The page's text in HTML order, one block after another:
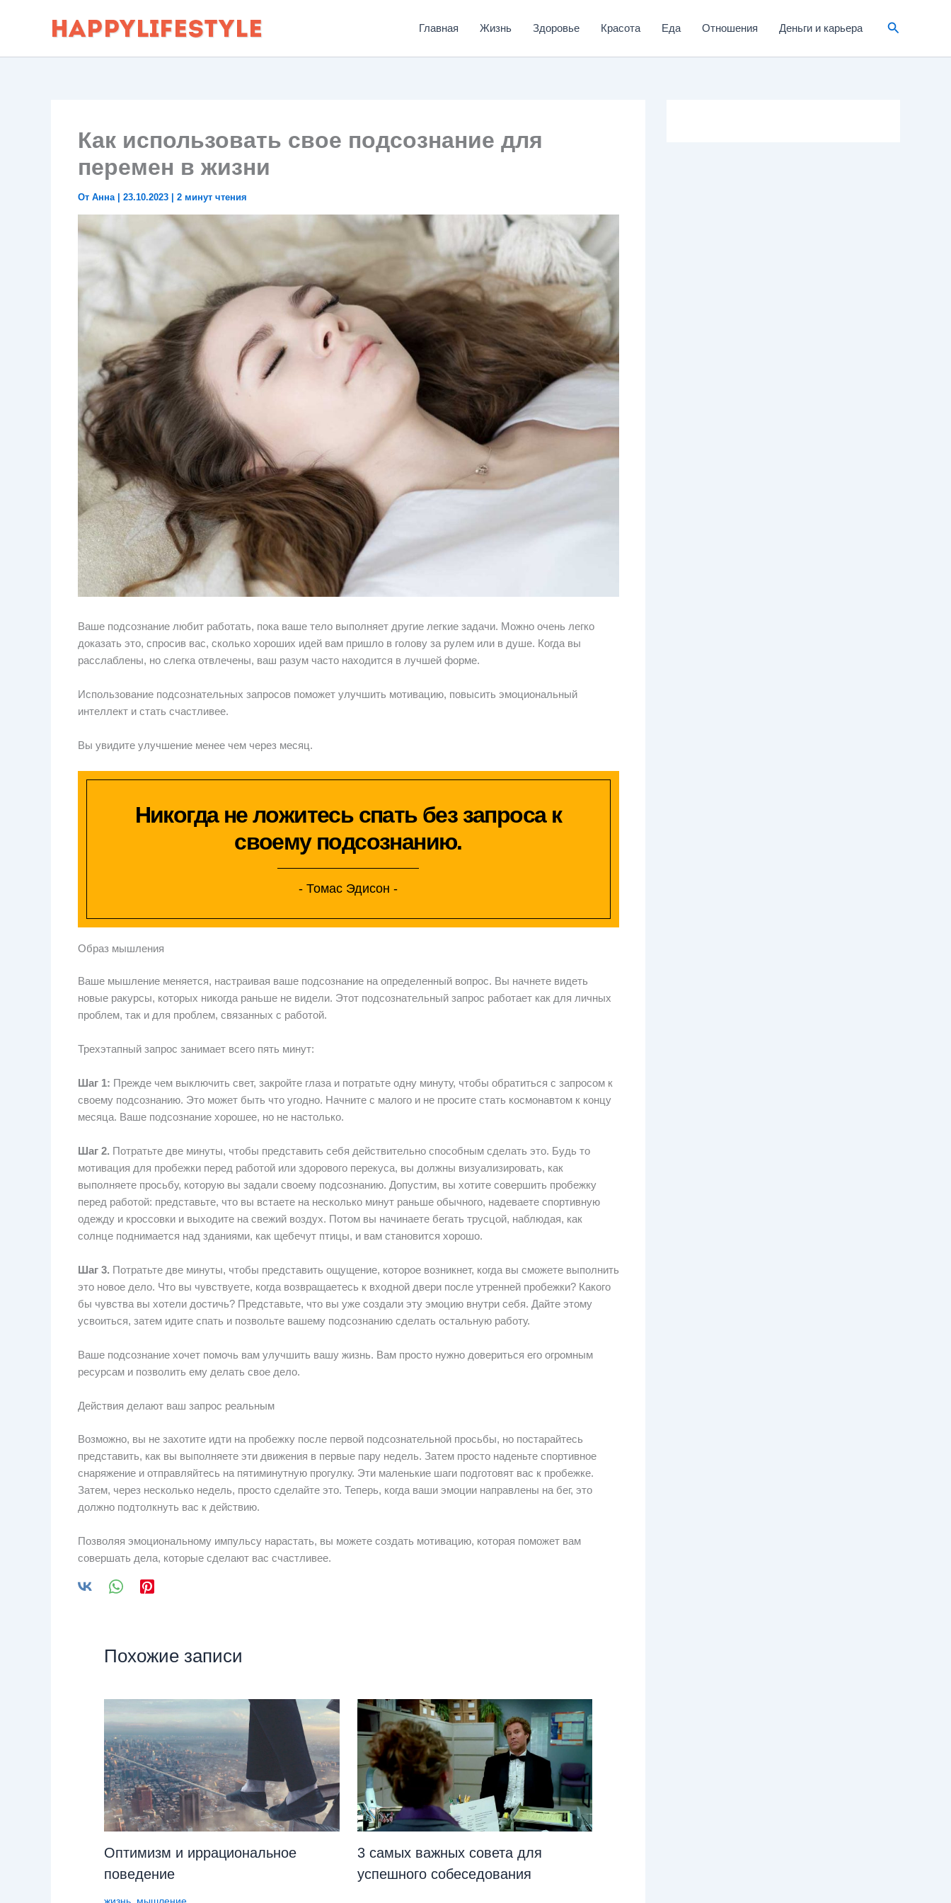
содержимому
Главная Жизнь Здоровье Красота Еда Отношения Деньги и карьера
Как использовать свое подсознание для
перемен в жизни
От Анна | 23.10.2023 | 2 минут чтения
Ваше подсознание любит работать, пока ваше тело выполняет другие легкие задачи. Можно очень легко
доказать это, спросив вас, сколько хороших идей вам пришло в голову за рулем или в душе. Когда вы
расслаблены, но слегка отвлечены, ваш разум часто находится в лучшей форме.
Использование подсознательных запросов поможет улучшить мотивацию, повысить эмоциональный
интеллект и стать счастливее.
Вы увидите улучшение менее чем через месяц.
Никогда не ложитесь спать без запроса к
своему подсознанию.
- Томас Эдисон -
Образ мышления
Ваше мышление меняется, настраивая ваше подсознание на определенный вопрос. Вы начнете видеть
новые ракурсы, которых никогда раньше не видели. Этот подсознательный запрос работает как для личных
проблем, так и для проблем, связанных с работой.
Трехэтапный запрос занимает всего пять минут:
Шаг 1: Прежде чем выключить свет, закройте глаза и потратьте одну минуту, чтобы обратиться с запросом к
своему подсознанию. Это может быть что угодно. Начните с малого и не просите стать космонавтом к концу
месяца. Ваше подсознание хорошее, но не настолько.
Шаг 2. Потратьте две минуты, чтобы представить себя действительно способным сделать это. Будь то
мотивация для пробежки перед работой или здорового перекуса, вы должны визуализировать, как
выполняете просьбу, которую вы задали своему подсознанию. Допустим, вы хотите совершить пробежку
перед работой: представьте, что вы встаете на несколько минут раньше обычного, надеваете спортивную
одежду и кроссовки и выходите на свежий воздух. Потом вы начинаете бегать трусцой, наблюдая, как
солнце поднимается над зданиями, как щебечут птицы, и вам становится хорошо.
Шаг 3. Потратьте две минуты, чтобы представить ощущение, которое возникнет, когда вы сможете выполнить
это новое дело. Что вы чувствуете, когда возвращаетесь к входной двери после утренней пробежки? Какого
бы чувства вы хотели достичь? Представьте, что вы уже создали эту эмоцию внутри себя. Дайте этому
усвоиться, затем идите спать и позвольте вашему подсознанию сделать остальную работу.
Ваше подсознание хочет помочь вам улучшить вашу жизнь. Вам просто нужно довериться его огромным
ресурсам и позволить ему делать свое дело.
Действия делают ваш запрос реальным
Возможно, вы не захотите идти на пробежку после первой подсознательной просьбы, но постарайтесь
представить, как вы выполняете эти движения в первые пару недель. Затем просто наденьте спортивное
снаряжение и отправляйтесь на пятиминутную прогулку. Эти маленькие шаги подготовят вас к пробежке.
Затем, через несколько недель, просто сделайте это. Теперь, когда ваши эмоции направлены на бег, это
должно подтолкнуть вас к действию.
Позволяя эмоциональному импульсу нарастать, вы можете создать мотивацию, которая поможет вам
совершать дела, которые сделают вас счастливее.
Похожие записи
Оптимизм и иррациональное
поведение
3 самых важных совета для
успешного собеседования